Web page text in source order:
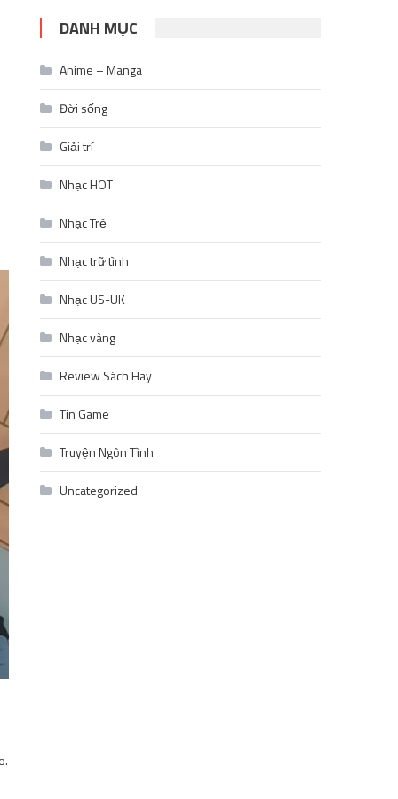
DANH MỤC
Anime – Manga
Đời sống
Giải trí
Nhạc HOT
Nhạc Trẻ
Nhạc trữ tình
Nhạc US-UK
Nhạc vàng
Review Sách Hay
Tin Game
Truyện Ngôn Tình
Uncategorized